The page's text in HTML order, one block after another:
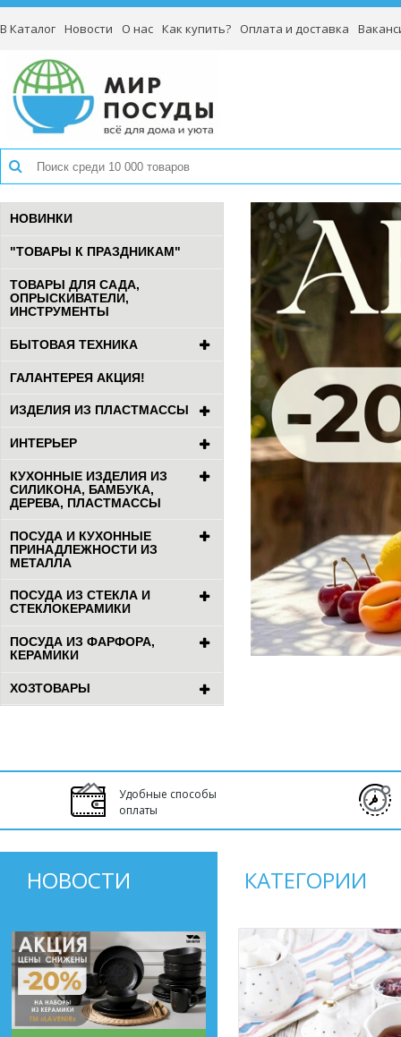
В Каталог Новости О нас Как купить? Оплата и доставка
НОВИНКИ
"ТОВАРЫ К ПРАЗДНИКАМ"
ТОВАРЫ ДЛЯ САДА,
ОПРЫСКИВАТЕЛИ,
ИНСТРУМЕНТЫ
БЫТОВАЯ ТЕХНИКА
ГАЛАНТЕРЕЯ АКЦИЯ!
ИЗДЕЛИЯ ИЗ ПЛАСТМАССЫ
ИНТЕРЬЕР
КУХОННЫЕ ИЗДЕЛИЯ ИЗ
СИЛИКОНА, БАМБУКА,
ДЕРЕВА, ПЛАСТМАССЫ
ПОСУДА И КУХОННЫЕ
ПРИНАДЛЕЖНОСТИ ИЗ
МЕТАЛЛА
ПОСУДА ИЗ СТЕКЛА И
СТЕКЛОКЕРАМИКИ
ПОСУДА ИЗ ФАРФОРА,
КЕРАМИКИ
ХОЗТОВАРЫ
Удобные способы
оплаты
НОВОСТИ КАТЕГОРИИ